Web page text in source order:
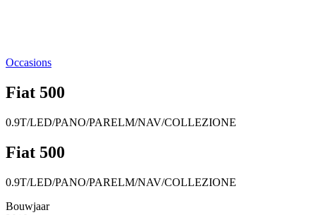
Occasions
Fiat 500
0.9T/LED/PANO/PARELM/NAV/COLLEZIONE
Fiat 500
0.9T/LED/PANO/PARELM/NAV/COLLEZIONE
Bouwjaar